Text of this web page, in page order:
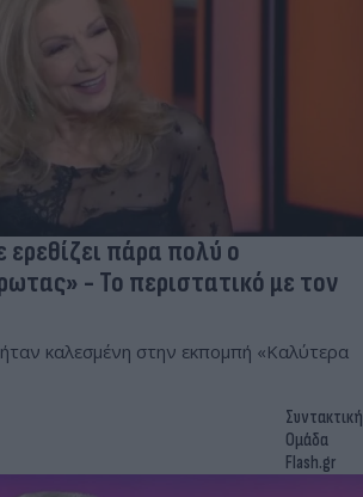
πάρα πολύ ο
- Το περιστατικό με τον
καλεσμένη στην εκπομπή «Καλύτερα
Συντακτική
Ομάδα
Flash.gr